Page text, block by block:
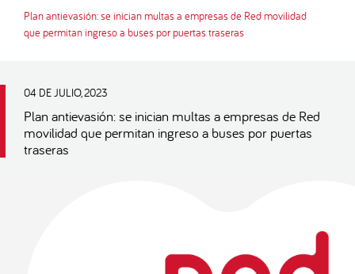
Plan antievasión: se inician multas a empresas de Red movilidad
que permitan ingreso a buses por puertas traseras
04 DE JULIO, 2023
Plan antievasión: se inician multas a empresas de Red
movilidad que permitan ingreso a buses por puertas
traseras